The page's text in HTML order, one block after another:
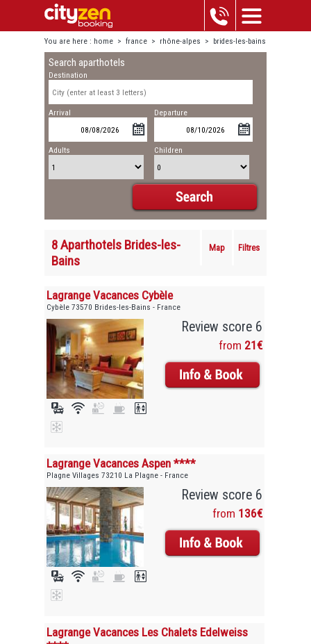
You are here : home > france > rhône-alpes > brides-les-bains
Search aparthotels
Destination
Arrival Departure
Adults Children
8 Aparthotels Brides-les-
Bains
Map Filtres
Lagrange Vacances Cybèle
Cybèle 73570 Brides-les-Bains - France
Review score 6
from 21€
Lagrange Vacances Aspen ****
Plagne Villages 73210 La Plagne - France
Review score 6
from 136€
Lagrange Vacances Les Chalets Edelweiss